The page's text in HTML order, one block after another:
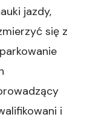
jazdy,
się z
i